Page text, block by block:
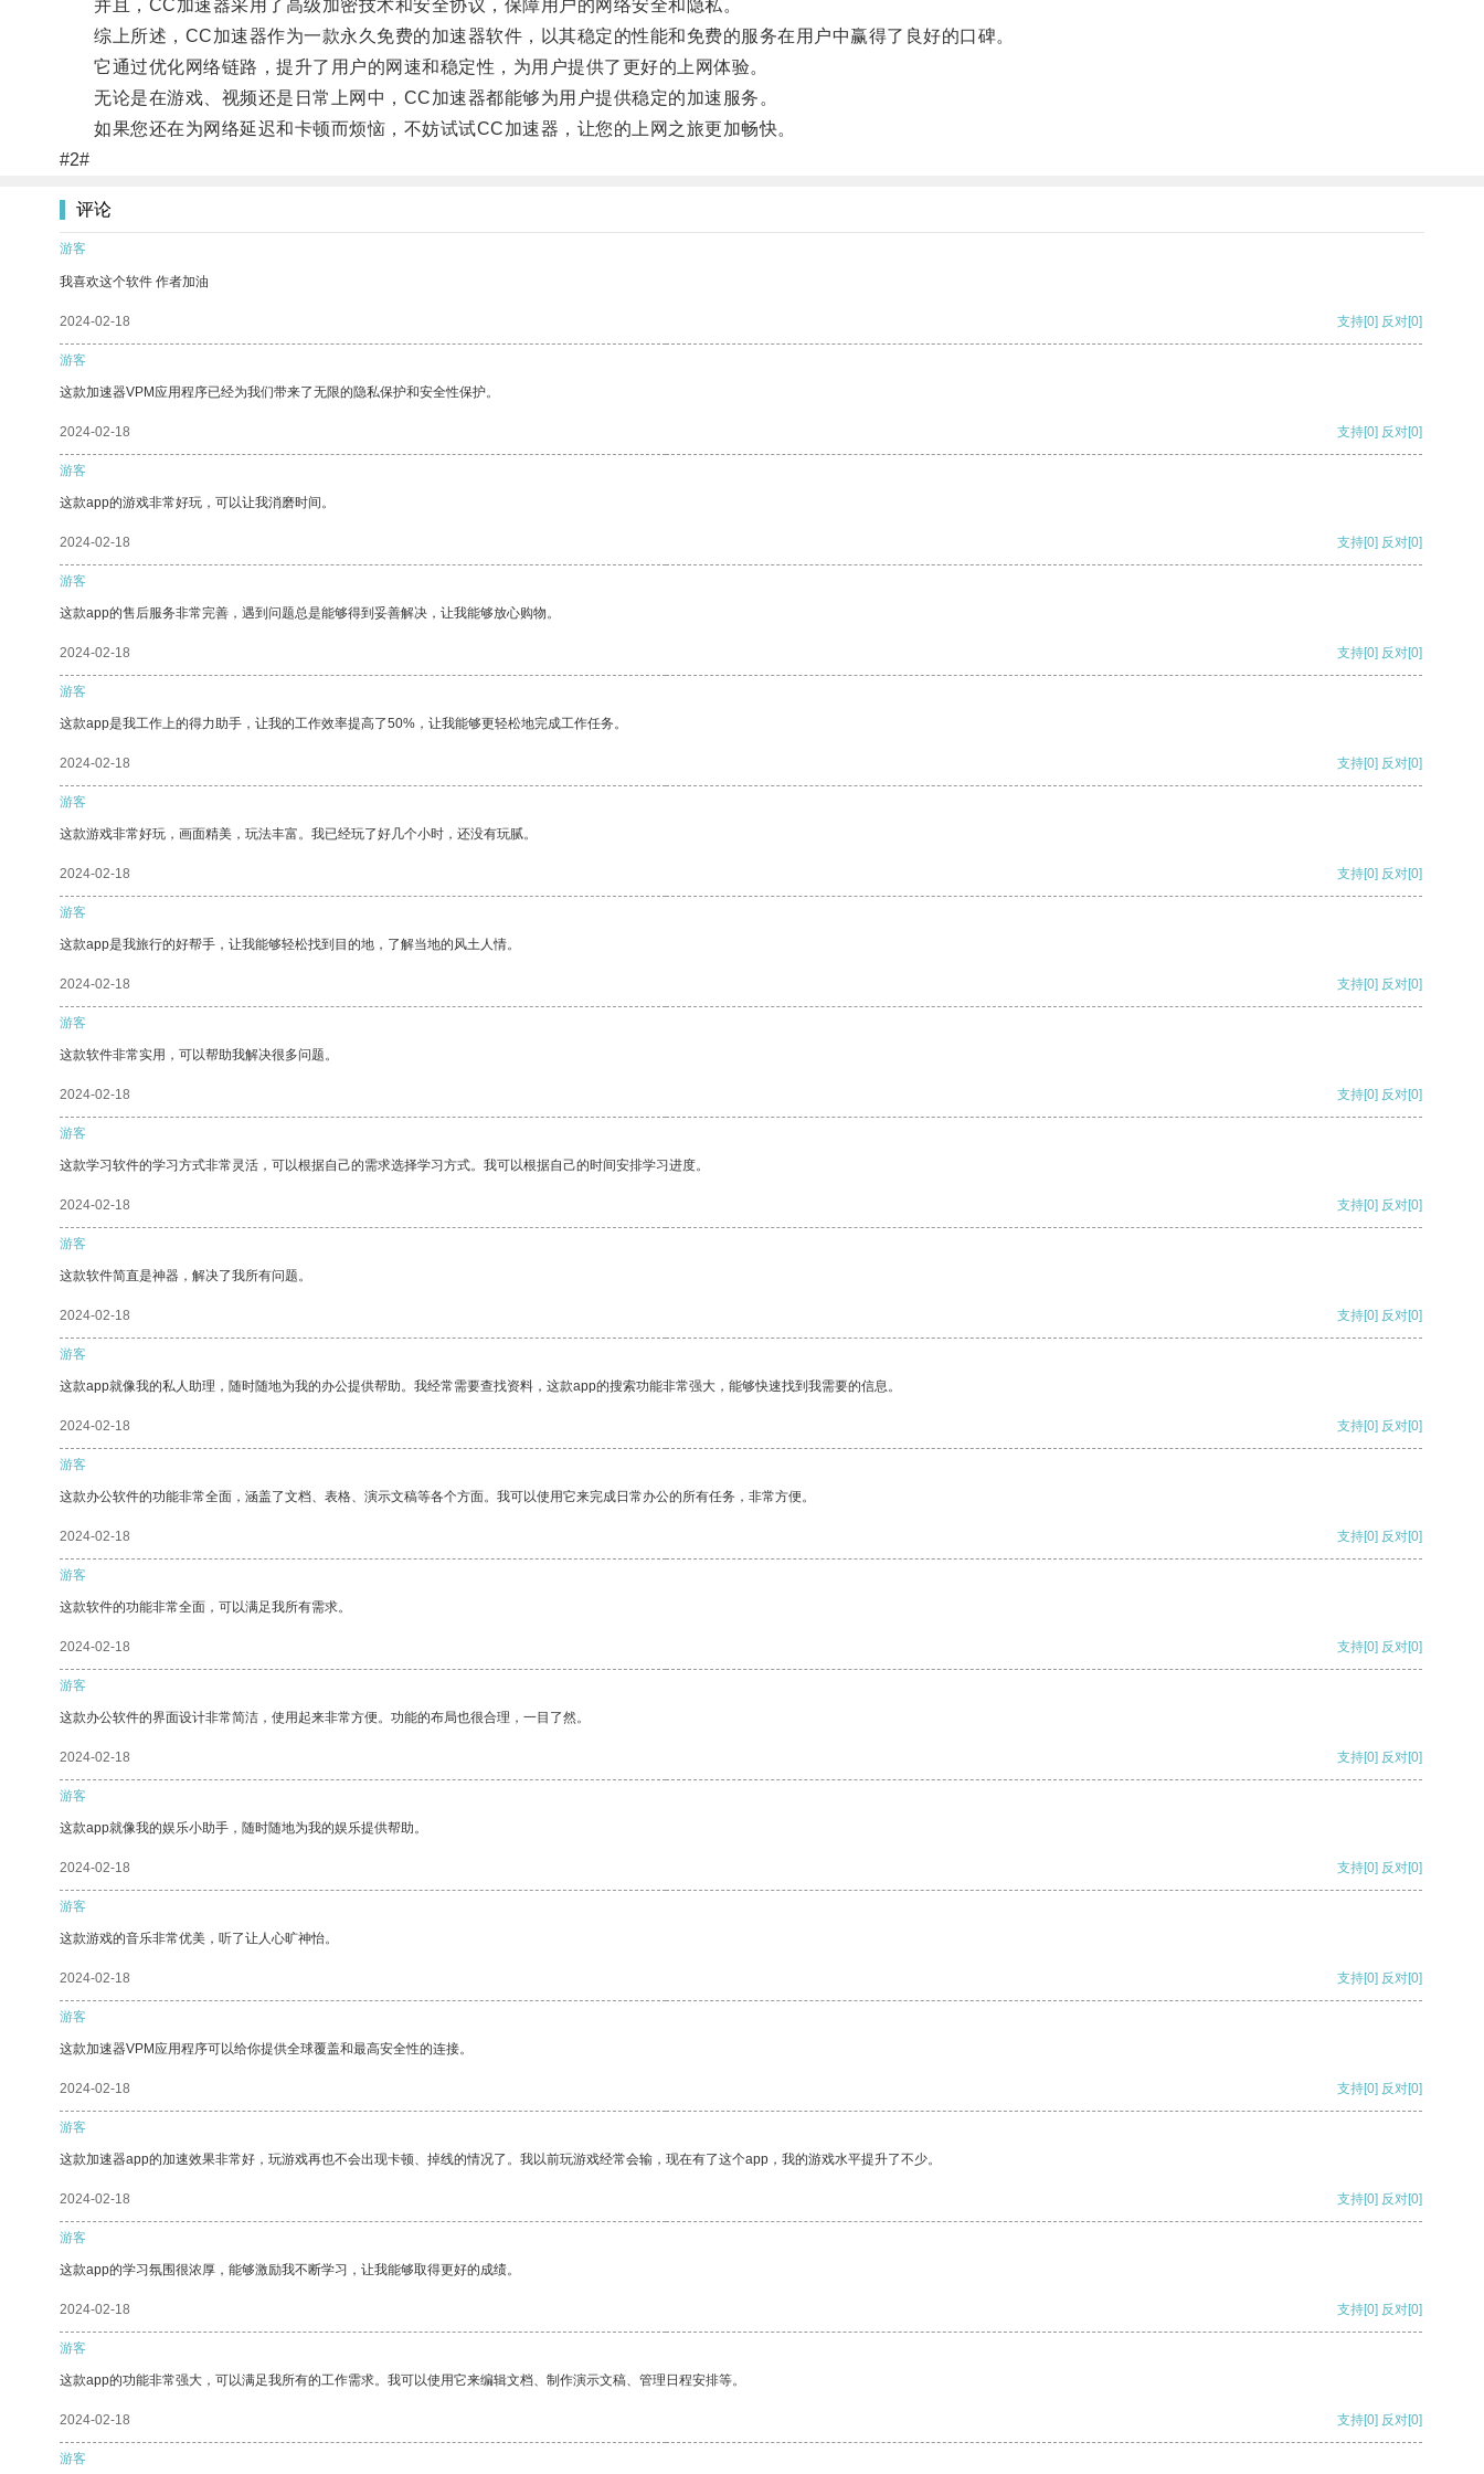
并且，CC加速器采用了高级加密技术和安全协议，保障用户的网络安全和隐私。
综上所述，CC加速器作为一款永久免费的加速器软件，以其稳定的性能和免费的服务在用户中赢得了良好的口碑。
它通过优化网络链路，提升了用户的网速和稳定性，为用户提供了更好的上网体验。
无论是在游戏、视频还是日常上网中，CC加速器都能够为用户提供稳定的加速服务。
如果您还在为网络延迟和卡顿而烦恼，不妨试试CC加速器，让您的上网之旅更加畅快。
#2#
评论
游客
我喜欢这个软件 作者加油
2024-02-18 支持[0] 反对[0]
游客
这款加速器VPM应用程序已经为我们带来了无限的隐私保护和安全性保护。
2024-02-18 支持[0] 反对[0]
游客
这款app的游戏非常好玩，可以让我消磨时间。
2024-02-18 支持[0] 反对[0]
游客
这款app的售后服务非常完善，遇到问题总是能够得到妥善解决，让我能够放心购物。
2024-02-18 支持[0] 反对[0]
游客
这款app是我工作上的得力助手，让我的工作效率提高了50%，让我能够更轻松地完成工作任务。
2024-02-18 支持[0] 反对[0]
游客
这款游戏非常好玩，画面精美，玩法丰富。我已经玩了好几个小时，还没有玩腻。
2024-02-18 支持[0] 反对[0]
游客
这款app是我旅行的好帮手，让我能够轻松找到目的地，了解当地的风土人情。
2024-02-18 支持[0] 反对[0]
游客
这款软件非常实用，可以帮助我解决很多问题。
2024-02-18 支持[0] 反对[0]
游客
这款学习软件的学习方式非常灵活，可以根据自己的需求选择学习方式。我可以根据自己的时间安排学习进度。
2024-02-18 支持[0] 反对[0]
游客
这款软件简直是神器，解决了我所有问题。
2024-02-18 支持[0] 反对[0]
游客
这款app就像我的私人助理，随时随地为我的办公提供帮助。我经常需要查找资料，这款app的搜索功能非常强大，能够快速找到我需要的信息。
2024-02-18 支持[0] 反对[0]
游客
这款办公软件的功能非常全面，涵盖了文档、表格、演示文稿等各个方面。我可以使用它来完成日常办公的所有任务，非常方便。
2024-02-18 支持[0] 反对[0]
游客
这款软件的功能非常全面，可以满足我所有需求。
2024-02-18 支持[0] 反对[0]
游客
这款办公软件的界面设计非常简洁，使用起来非常方便。功能的布局也很合理，一目了然。
2024-02-18 支持[0] 反对[0]
游客
这款app就像我的娱乐小助手，随时随地为我的娱乐提供帮助。
2024-02-18 支持[0] 反对[0]
游客
这款游戏的音乐非常优美，听了让人心旷神怡。
2024-02-18 支持[0] 反对[0]
游客
这款加速器VPM应用程序可以给你提供全球覆盖和最高安全性的连接。
2024-02-18 支持[0] 反对[0]
游客
这款加速器app的加速效果非常好，玩游戏再也不会出现卡顿、掉线的情况了。我以前玩游戏经常会输，现在有了这个app，我的游戏水平提升了不少。
2024-02-18 支持[0] 反对[0]
游客
这款app的学习氛围很浓厚，能够激励我不断学习，让我能够取得更好的成绩。
2024-02-18 支持[0] 反对[0]
游客
这款app的功能非常强大，可以满足我所有的工作需求。我可以使用它来编辑文档、制作演示文稿、管理日程安排等。
2024-02-18 支持[0] 反对[0]
游客